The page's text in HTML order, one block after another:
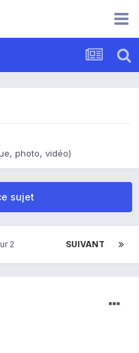
photo, vidéo)
sujet
SUIVANT
2